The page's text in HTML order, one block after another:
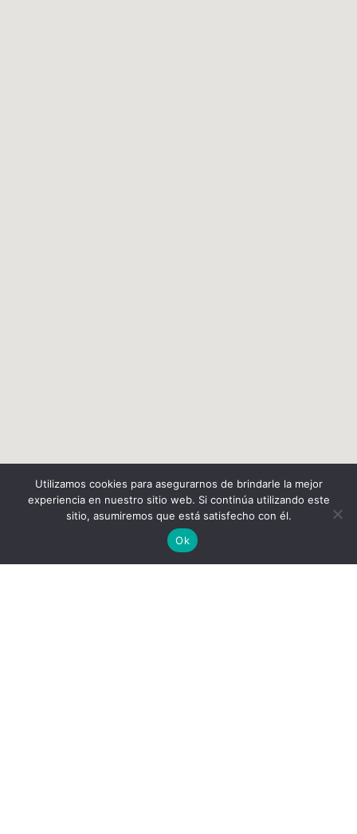
Utilizamos cookies para asegurarnos de brindarle la mejor
experiencia en nuestro sitio web. Si continúa utilizando este
sitio, asumiremos que está satisfecho con él.
Ok